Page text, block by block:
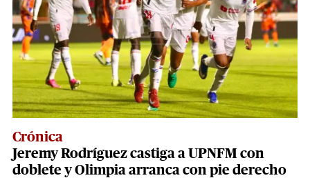
Crónica
Jeremy Rodríguez castiga a UPNFM con
doblete y Olimpia arranca con pie derecho